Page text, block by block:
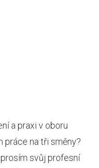
a praxi v oboru
práce na tři směny?
svůj profesní